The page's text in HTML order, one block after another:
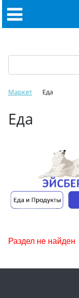
Маркет Еда
Еда
Раздел не найден